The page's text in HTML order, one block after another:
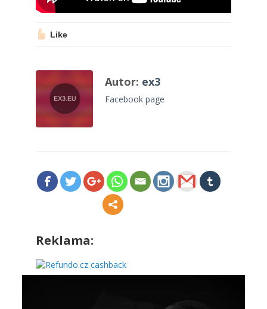
Like
Autor: ex3
Facebook page
Reklama: